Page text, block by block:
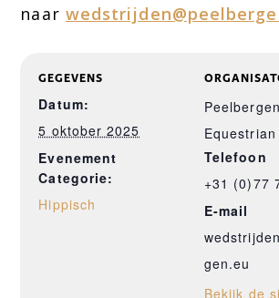
naar
GEGEVENS
Datum:
5 oktober 2025
Evenement
Categorie:
Hippisch
Peelbergen
Telefoon
+31 (0)77
E-mail
gen.eu
Bekijk de